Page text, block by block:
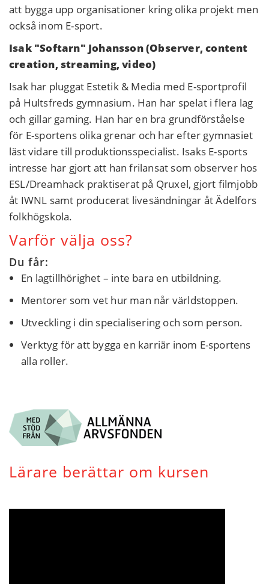
att bygga upp organisationer kring olika projekt men
också inom E-sport.
Isak "Softarn" Johansson (Observer, content
creation, streaming, video)
Isak har pluggat Estetik & Media med E-sportprofil
på Hultsfreds gymnasium. Han har spelat i flera lag
och gillar gaming. Han har en bra grundförståelse
för E-sportens olika grenar och har efter gymnasiet
läst vidare till produktionsspecialist. Isaks E-sports
intresse har gjort att han frilansat som observer hos
ESL/Dreamhack praktiserat på Qruxel, gjort filmjobb
åt IWNL samt producerat livesändningar åt Ädelfors
folkhögskola.
Varför välja oss?
Du får:
En lagtillhörighet – inte bara en utbildning.
Mentorer som vet hur man når världstoppen.
Utveckling i din specialisering och som person.
Verktyg för att bygga en karriär inom E-sportens
alla roller.
Lärare berättar om kursen